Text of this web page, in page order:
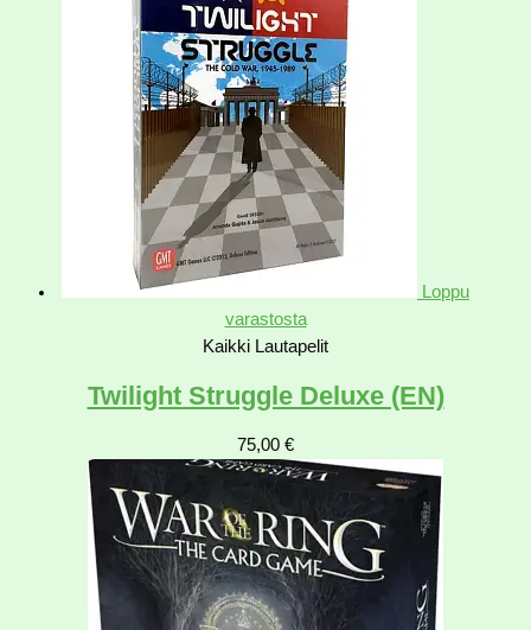
Loppu
varastosta
Kaikki Lautapelit
Twilight Struggle Deluxe (EN)
75,00 €